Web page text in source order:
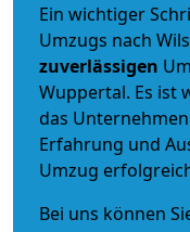
Ein wichtiger
Umzugs nach
zuverlässigen
Wuppertal. Es ist
das
Erfahrung und
Umzug
Bei uns können